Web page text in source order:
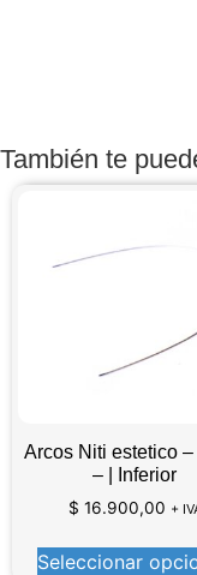
También te
Arcos Niti estetico
– | Inferior
$ 16.900,00 +
Seleccionar